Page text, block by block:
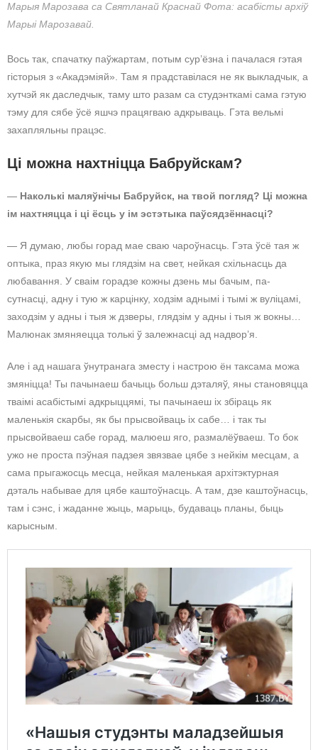
Марыя Марозава са Святланай Краснай Фота: асабісты архіў
Марыі Марозавай.
Вось так, спачатку паўжартам, потым сур’ёзна і пачалася гэтая
гісторыя з «Акадэміяй». Там я прадставілася не як выкладчык, а
хутчэй як даследчык, таму што разам са студэнткамі сама гэтую
тэму для сябе ўсё яшчэ працягваю адкрываць. Гэта вельмі
захапляльны працэс.
Ці можна нахтніцца Бабруйскам?
— Наколькі маляўнічы Бабруйск, на твой погляд? Ці можна
ім нахтняцца і ці ёсць у ім эстэтыка паўсядзённасці?
— Я думаю, любы горад мае сваю чароўнасць. Гэта ўсё тая ж
оптыка, праз якую мы глядзім на свет, нейкая схільнасць да
любавання. У сваім горадзе кожны дзень мы бачым, па-
сутнасці, адну і тую ж карцінку, ходзім аднымі і тымі ж вуліцамі,
заходзім у адны і тыя ж дзверы, глядзім у адны і тыя ж вокны…
Малюнак змяняецца толькі ў залежнасці ад надвор’я.
Але і ад нашага ўнутранага зместу і настрою ён таксама можа
змяніцца! Ты пачынаеш бачыць больш дэталяў, яны становяцца
тваімі асабістымі адкрыццямі, ты пачынаеш іх збіраць як
маленькія скарбы, як бы прысвойваць іх сабе… і так ты
прысвойваеш сабе горад, малюеш яго, размалёўваеш. То бок
ужо не проста пэўная падзея звязвае цябе з нейкім месцам, а
сама прыгажосць месца, нейкая маленькая архітэктурная
дэталь набывае для цябе каштоўнасць. А там, дзе каштоўнасць,
там і сэнс, і жаданне жыць, марыць, будаваць планы, быць
карысным.